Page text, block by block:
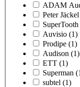
ADAM
Peter Jäckel
SuperTooth
Auvisio (1)
Prodipe (1)
Audison (1)
ETT (1)
Superman
subtel (1)